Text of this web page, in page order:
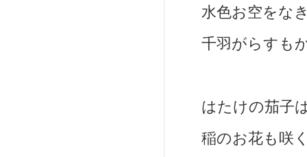
水色お空をなき
千羽がらすもか
はたけの茄子は
稲のお花も咲く